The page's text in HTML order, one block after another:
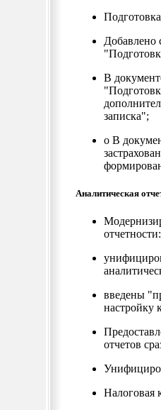
Добавлено
В
записка";
o В
Аналитическая
отчетности:
введены
настройку
отчетов
Налоговая